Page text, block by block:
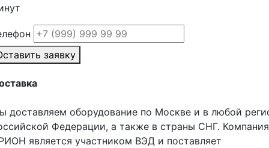
заявку
доставляем оборудование по Москве и в любой
Федерации, а также в страны СНГ. Компания
является участником ВЭД и поставляет